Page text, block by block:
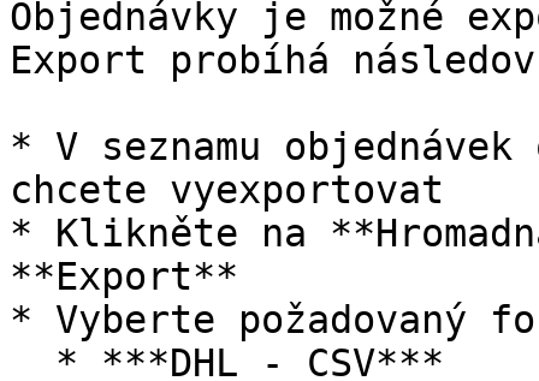
Objednávky je možné
Export probíhá
* V seznamu
chcete vyexportovat
* Klikněte na
**Export**
* Vyberte požadovaný